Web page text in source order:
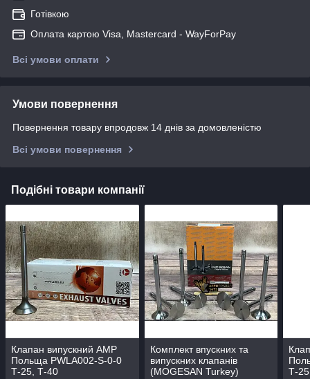
Готівкою
Оплата картою Visa, Mastercard - WayForPay
Всі умови оплати
Умови повернення
Повернення товару впродовж 14 днів за домовленістю
Всі умови повернення
Подібні товари компанії
Клапан випускний АМP
Польща PWLA002-S-0-0
Т-25, Т-40
Комплект впускних та
випускних клапанів
(MOGESAN Turkey)
Т-